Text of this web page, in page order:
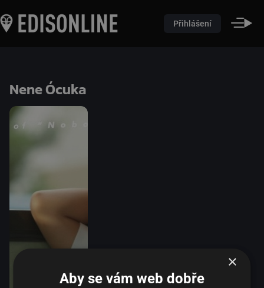
Přihlášení
Nene Ócuka
×
Aby se vám web dobře